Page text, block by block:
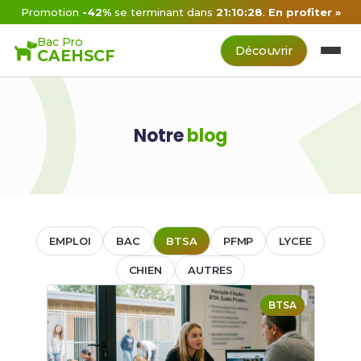
Promotion -42%se terminant dans 21:10:28. En profiter »
Bac Pro
CAEHSCF Découvrir
Notreblog
EMPLOI BAC BTSA PFMP LYCEE
CHIEN AUTRES
BTSA